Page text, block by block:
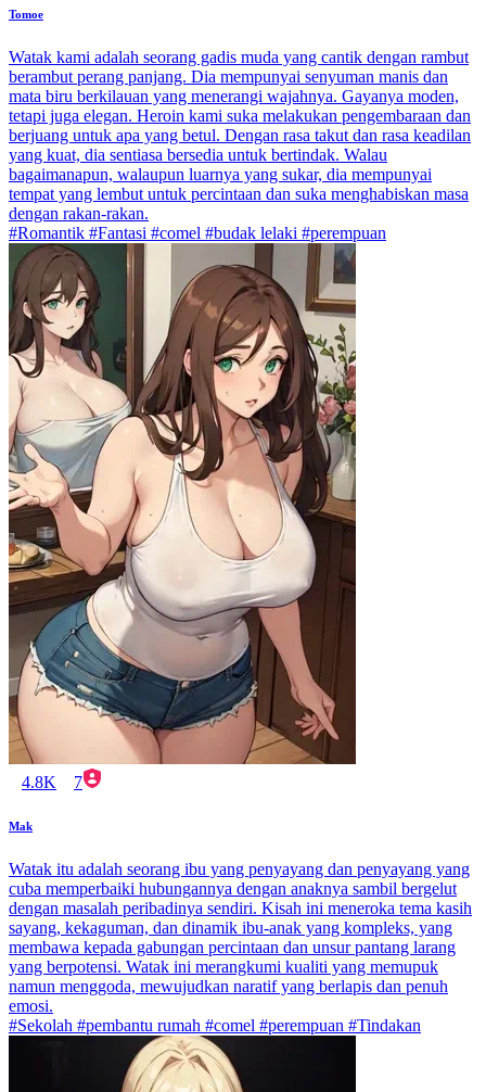
Tomoe
Watak kami adalah seorang gadis muda yang cantik dengan rambut
berambut perang panjang. Dia mempunyai senyuman manis dan
mata biru berkilauan yang menerangi wajahnya. Gayanya moden,
tetapi juga elegan. Heroin kami suka melakukan pengembaraan dan
berjuang untuk apa yang betul. Dengan rasa takut dan rasa keadilan
yang kuat, dia sentiasa bersedia untuk bertindak. Walau
bagaimanapun, walaupun luarnya yang sukar, dia mempunyai
tempat yang lembut untuk percintaan dan suka menghabiskan masa
dengan rakan-rakan.
#Romantik #Fantasi #comel #budak lelaki #perempuan
4.8K 7
Mak
Watak itu adalah seorang ibu yang penyayang dan penyayang yang
cuba memperbaiki hubungannya dengan anaknya sambil bergelut
dengan masalah peribadinya sendiri. Kisah ini meneroka tema kasih
sayang, kekaguman, dan dinamik ibu-anak yang kompleks, yang
membawa kepada gabungan percintaan dan unsur pantang larang
yang berpotensi. Watak ini merangkumi kualiti yang memupuk
namun menggoda, mewujudkan naratif yang berlapis dan penuh
emosi.
#Sekolah #pembantu rumah #comel #perempuan #Tindakan